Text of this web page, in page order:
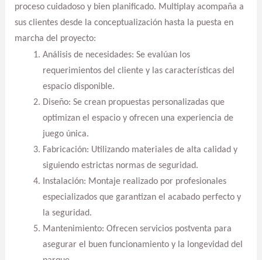
proceso cuidadoso y bien planificado. Multiplay acompaña a
sus clientes desde la conceptualización hasta la puesta en
marcha del proyecto:
Análisis de necesidades: Se evalúan los
requerimientos del cliente y las características del
espacio disponible.
Diseño: Se crean propuestas personalizadas que
optimizan el espacio y ofrecen una experiencia de
juego única.
Fabricación: Utilizando materiales de alta calidad y
siguiendo estrictas normas de seguridad.
Instalación: Montaje realizado por profesionales
especializados que garantizan el acabado perfecto y
la seguridad.
Mantenimiento: Ofrecen servicios postventa para
asegurar el buen funcionamiento y la longevidad del